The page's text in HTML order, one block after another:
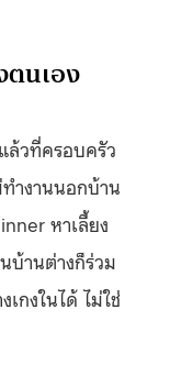
นเอง
ล้วที่ครอบครัว
ำงานนอกบ้าน
หาเลี้ยง
บ้านต่างก็ร่วม
กงในได้ ไม่ใช่